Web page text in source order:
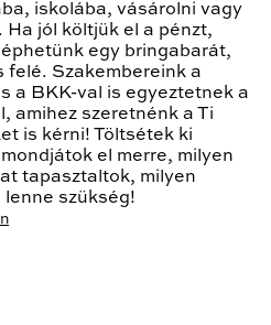
iskolába, vásárolni vagy
Ha jól költjük el a pénzt,
egy bringabarát,
felé. Szakembereink a
a BKK-val is egyeztetnek a
amihez szeretnénk a Ti
is kérni! Töltsétek ki
el merre, milyen
tapasztaltok, milyen
szükség!